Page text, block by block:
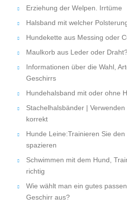
Erziehung der Welpen. Irrtüme
Halsband mit welcher
Hundekette aus Messing oder
Maulkorb aus Leder oder
Informationen über die Wahl,
Geschirrs
Hundehalsband mit oder ohne
Stachelhalsbänder |
korrekt
Hunde Leine:Trainieren Sie
spazieren
Schwimmen mit dem Hund,
richtig
Wie wählt man ein gutes
Geschirr aus?